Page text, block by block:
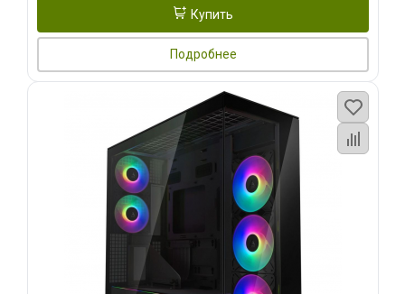
Купить
Подробнее